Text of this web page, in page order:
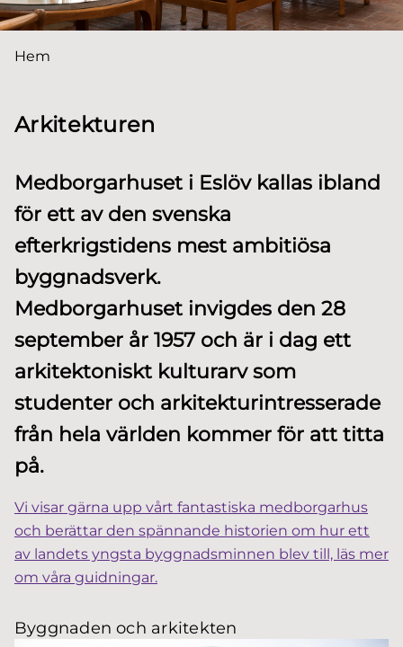
Du är här:
Hem
Arkitekturen
Medborgarhuset i Eslöv kallas ibland
för ett av den svenska
efterkrigstidens mest ambitiösa
byggnadsverk.
Medborgarhuset invigdes den 28
september år 1957 och är i dag ett
arkitektoniskt kulturarv som
studenter och arkitekturintresserade
från hela världen kommer för att titta
på.
Vi visar gärna upp vårt fantastiska medborgarhus
och berättar den spännande historien om hur ett
av landets yngsta byggnadsminnen blev till, läs mer
om våra guidningar.
Byggnaden och arkitekten